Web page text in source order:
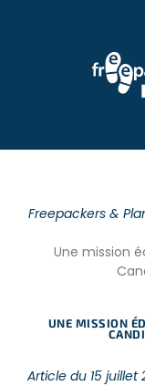
Freepackers &
Une mission
UNE MISSION
Article du 15 juillet